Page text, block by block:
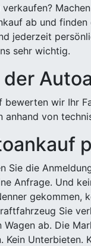
ab und
jederzeit
sehr wichtig.
bewerten wir Ihr
anhand von
Sie die
Anfrage. Und
gekommen,
Sie
Wagen ab. Die
Kein Unterbieten.